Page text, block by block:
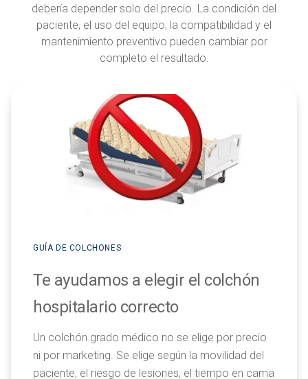
debería depender solo del precio. La condición del
paciente, el uso del equipo, la compatibilidad y el
mantenimiento preventivo pueden cambiar por
completo el resultado.
GUÍA DE COLCHONES
Te ayudamos a elegir el colchón
hospitalario correcto
Un colchón grado médico no se elige por precio
ni por marketing. Se elige según la movilidad del
paciente, el riesgo de lesiones, el tiempo en cama